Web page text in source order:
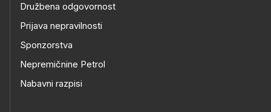
Družbena odgovornost
Prijava nepravilnosti
Sponzorstva
Nepremičnine Petrol
Nabavni razpisi